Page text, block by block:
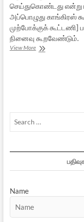
செய்துகொண்டது என்று
அப்பொழுது காங்கிரஸ்
முற்போக்குக் கூட்டணி]
நினைவு கூறவேண்டும்.
View Moreராஃபேல்
Name